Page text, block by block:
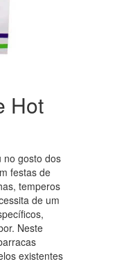
Hot
no gosto dos
festas de
temperos
de um
Neste
existentes